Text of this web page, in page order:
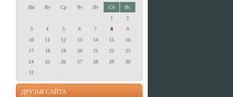
Пн
Вт Ср Чт Пт Сб
Вс
1
2
3
4 5 6 7 8
9
10
11 12 13 14 15
16
17
18 19 20 21 22
23
24
25 26 27 28 29
30
31
ДРУЗЬЯ САЙТА